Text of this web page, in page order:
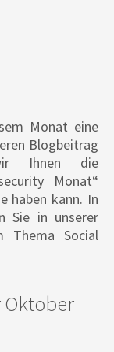
Monat eine
Blogbeitrag
Ihnen die
Monat“
haben kann. In
Sie in unserer
Thema Social
Oktober